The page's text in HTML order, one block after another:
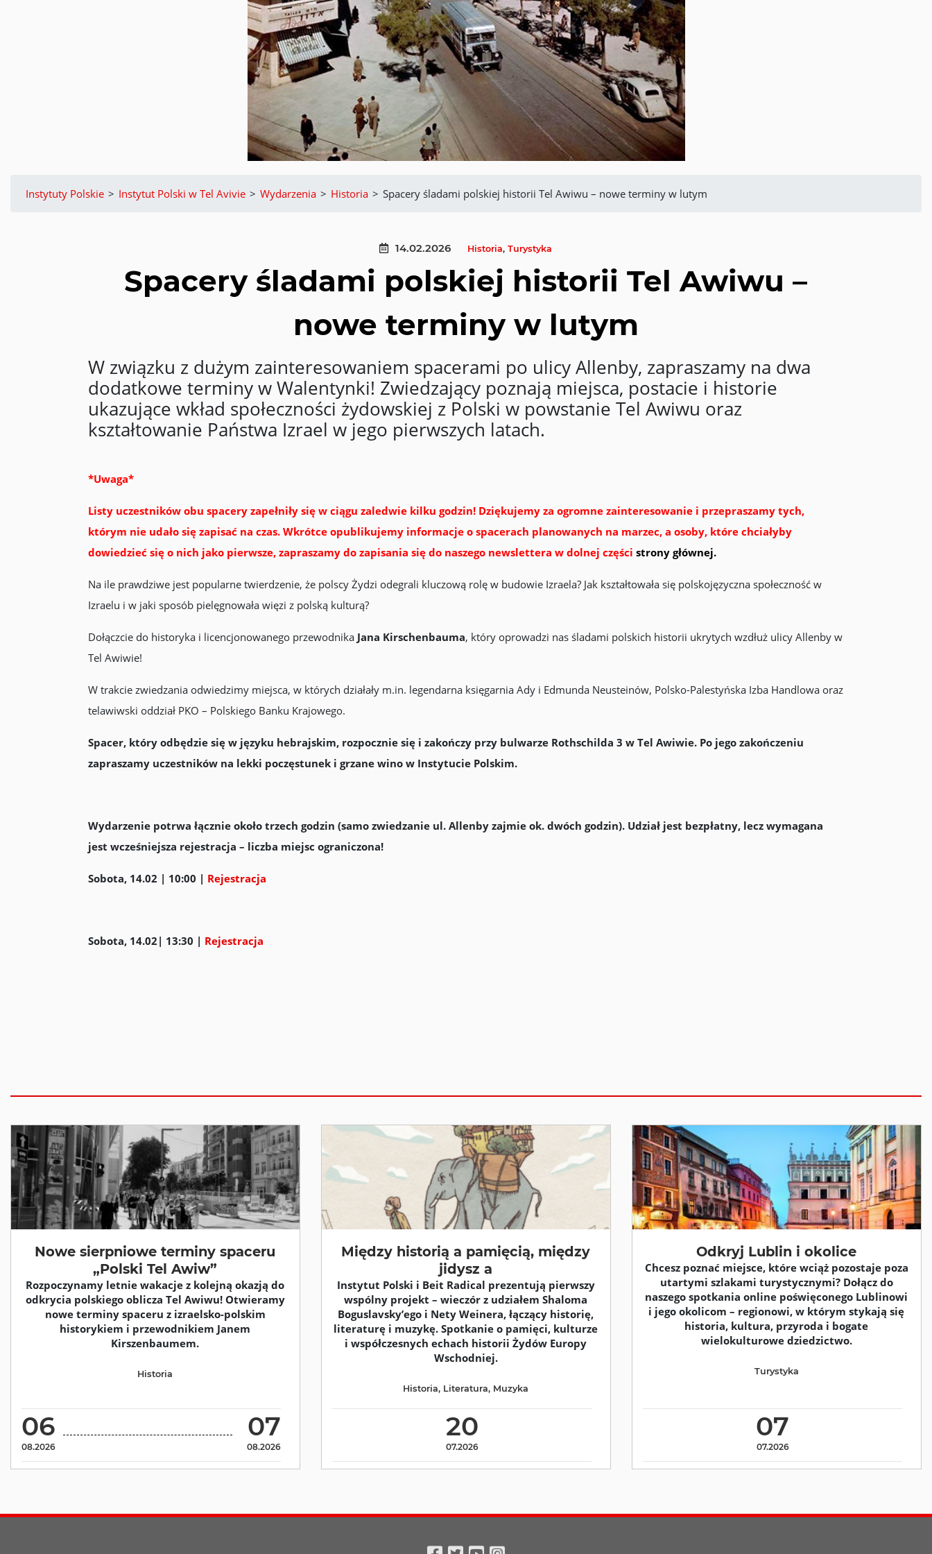
Instytuty Polskie > Instytut Polski w Tel Avivie > Wydarzenia > Historia > Spacery śladami polskiej historii Tel Awiwu – nowe terminy w lutym
14.02.2026 Historia,Turystyka
Spacery śladami polskiej historii Tel Awiwu –
nowe terminy w lutym
W związku z dużym zainteresowaniem spacerami po ulicy Allenby, zapraszamy na dwa
dodatkowe terminy w Walentynki! Zwiedzający poznają miejsca, postacie i historie
ukazujące wkład społeczności żydowskiej z Polski w powstanie Tel Awiwu oraz
kształtowanie Państwa Izrael w jego pierwszych latach.
*Uwaga*
Listy uczestników obu spacery zapełniły się w ciągu zaledwie kilku godzin! Dziękujemy za ogromne zainteresowanie i przepraszamy tych,
którym nie udało się zapisać na czas. Wkrótce opublikujemy informacje o spacerach planowanych na marzec, a osoby, które chciałyby
dowiedzieć się o nich jako pierwsze, zapraszamy do zapisania się do naszego newslettera w dolnej części strony głównej.
Na ile prawdziwe jest popularne twierdzenie, że polscy Żydzi odegrali kluczową rolę w budowie Izraela? Jak kształtowała się polskojęzyczna społeczność w
Izraelu i w jaki sposób pielęgnowała więzi z polską kulturą?
Dołączcie do historyka i licencjonowanego przewodnikaJana Kirschenbauma, który oprowadzi nas śladami polskich historii ukrytych wzdłuż ulicy Allenby w
Tel Awiwie!
W trakcie zwiedzania odwiedzimy miejsca, w których działały m.in. legendarna księgarnia Ady i Edmunda Neusteinów, Polsko-Palestyńska Izba Handlowa oraz
telawiwski oddział PKO – Polskiego Banku Krajowego.
Spacer, który odbędzie się w języku hebrajskim, rozpocznie się i zakończy przy bulwarze Rothschilda 3 w Tel Awiwie. Po jego zakończeniu
zapraszamy uczestników na lekki poczęstunek i grzane wino w Instytucie Polskim.
Wydarzenie potrwa łącznie około trzech godzin (samo zwiedzanie ul. Allenby zajmie ok. dwóch godzin). Udział jest bezpłatny, lecz wymagana
jest wcześniejsza rejestracja – liczba miejsc ograniczona!
Sobota, 14.02 | 10:00 | Rejestracja
Sobota, 14.02| 13:30 | Rejestracja
Nowe sierpniowe terminy spaceru
„Polski Tel Awiw”
Rozpoczynamy letnie wakacje z kolejną okazją do
odkrycia polskiego oblicza Tel Awiwu! Otwieramy
nowe terminy spaceru z izraelsko-polskim
historykiem i przewodnikiem Janem
Kirszenbaumem.
06
08.2026
07
08.2026
Historia
Między historią a pamięcią, między
jidysz a
Instytut Polski i Beit Radical prezentują pierwszy
wspólny projekt – wieczór z udziałem Shaloma
Boguslavsky’ego i Nety Weinera, łączący historię,
literaturę i muzykę. Spotkanie o pamięci, kulturze
i współczesnych echa­ch historii Żydów Europy
Wschodniej.
20
07.2026
Historia, Literatura, Muzyka
Odkryj Lublin i okolice
Chcesz poznać miejsce, które wciąż pozostaje poza
utartymi szlakami turystycznymi? Dołącz do
naszego spotkania online poświęconego Lublinowi
i jego okolicom – regionowi, w którym stykają się
historia, kultura, przyroda i bogate
wielokulturowe dziedzictwo.
07
07.2026
Turystyka